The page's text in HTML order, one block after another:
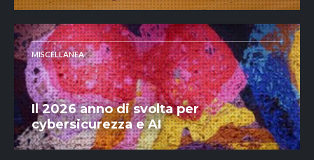
MISCELLANEA
Il 2026 anno di svolta per
cybersicurezza e AI